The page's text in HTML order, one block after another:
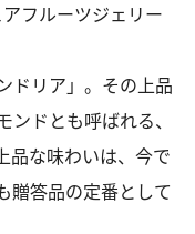
フルーツジェリー
ドリア」。その上品
ドとも呼ばれる、
品な味わいは、今で
贈答品の定番として